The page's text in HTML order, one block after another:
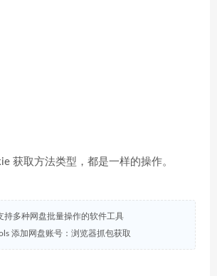
获取方法类型，都是一样的操作。
持多种网盘批量操作的软件工具
添加网盘账号：浏览器抓包获取